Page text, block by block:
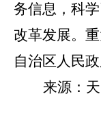
务信息，科
改革发展。
自治区人民政
来源：